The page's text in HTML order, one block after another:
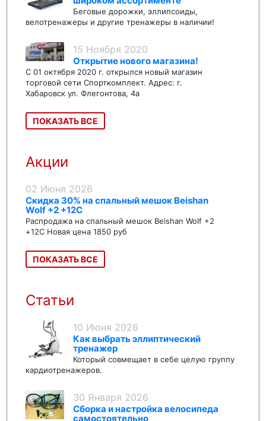
Беговые дорожки, эллипсоиды,
велотренажеры и другие тренажеры в наличии!
15 Ноября 2020
Открытие нового магазина!
С 01 октября 2020 г. открылся новый магазин
торговой сети Спорткомплект. Адрес: г.
Хабаровск ул. Флегонтова, 4а
ПОКАЗАТЬ ВСЕ
Акции
02 Июня 2026
Скидка 30% на спальный мешок Beishan
Wolf +2 +12C
Распродажа на спальный мешок Beishan Wolf +2
+12C Новая цена 1850 руб
ПОКАЗАТЬ ВСЕ
Статьи
10 Июня 2026
Как выбрать эллиптический
тренажер
Который совмещает в себе целую группу
кардиотренажеров.
30 Января 2026
Сборка и настройка велосипеда
самостоятельно